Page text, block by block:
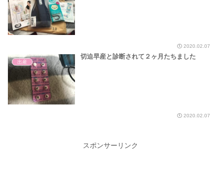
2020.02.07
出産
切迫早産と診断されて２ヶ月たちました
2020.02.07
スポンサーリンク